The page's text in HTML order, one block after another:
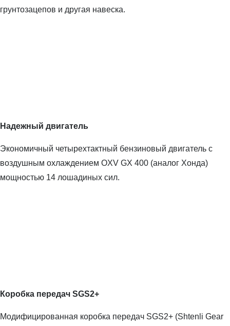
грунтозацепов и другая навеска.
Надежный двигатель
Экономичный четырехтактный бензиновый двигатель с
воздушным охлаждением OXV GX 400 (аналог Хонда)
мощностью 14 лошадиных сил.
Коробка передач SGS2+
Модифицированная коробка передач SGS2+ (Shtenli Gear